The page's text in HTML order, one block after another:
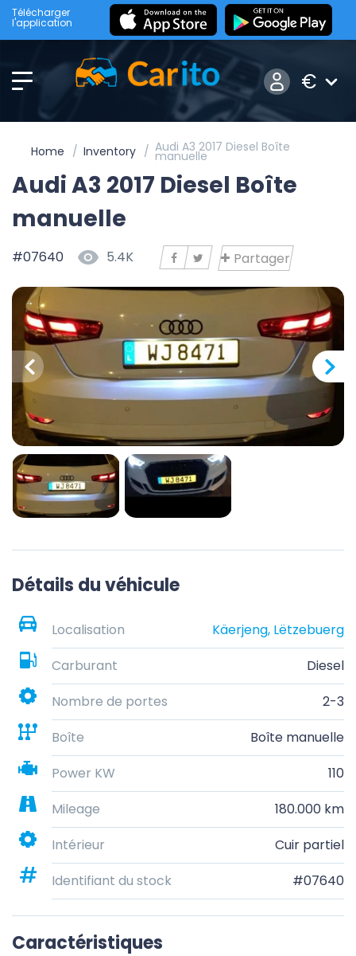
Télécharger
l'application
€
Home Inventory Audi A3 2017 Diesel Boîte
manuelle
Audi A3 2017 Diesel Boîte
manuelle
#07640 5.4K Partager
Détails du véhicule
Localisation
Käerjeng, Lëtzebuerg
Carburant
Diesel
Nombre de portes
2-3
Boîte
Boîte manuelle
Power KW
110
Mileage
180.000 km
Intérieur
Cuir partiel
Identifiant du stock
#07640
Caractéristiques